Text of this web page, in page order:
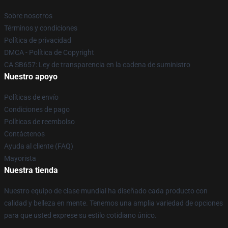
Sobre nosotros
Términos y condiciones
Política de privacidad
DMCA - Política de Copyright
CA SB657: Ley de transparencia en la cadena de suministro
Nuestro apoyo
Políticas de envío
Condiciones de pago
Políticas de reembolso
Contáctenos
Ayuda al cliente (FAQ)
Mayorista
Nuestra tienda
Nuestro equipo de clase mundial ha diseñado cada producto con
calidad y belleza en mente. Tenemos una amplia variedad de opciones
para que usted exprese su estilo cotidiano único.